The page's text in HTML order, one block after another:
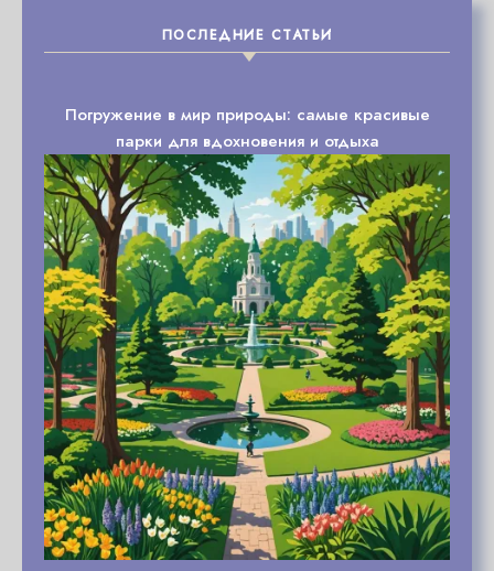
ПОСЛЕДНИЕ СТАТЬИ
Погружение в мир природы: самые красивые
парки для вдохновения и отдыха